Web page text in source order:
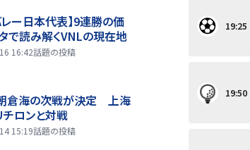
レー日本代表】9連勝の価
で読み解くVNLの現在地
16:42話題の投稿
朝倉海の次戦が決定 上海
チロンと対戦
15:19話題の投稿
19:25
19:50